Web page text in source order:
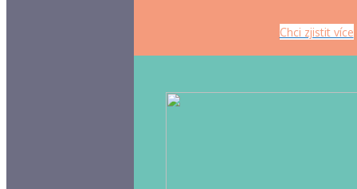
Chci zjistit více